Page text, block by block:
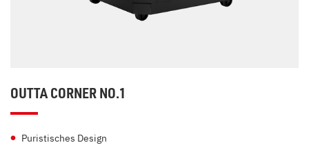
OUTTA CORNER NO.1
Puristisches Design